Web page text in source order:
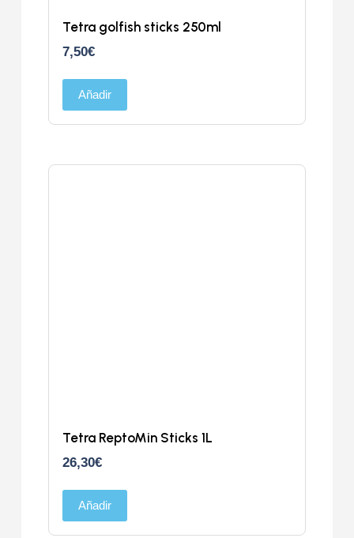
Tetra golfish sticks 250ml
7,50€
Añadir
Tetra ReptoMin Sticks 1L
26,30€
Añadir